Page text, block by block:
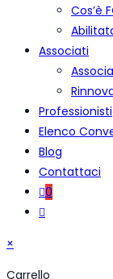
Cos’è
Associati
Professionisti
Elenco
Blog
Contattaci
0
Attiva/
sul
×
Carrello